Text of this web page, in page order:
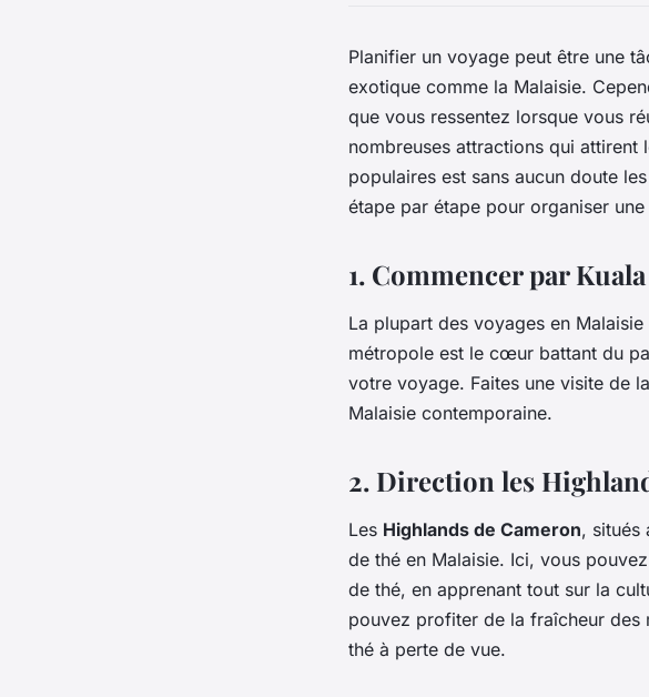
Planifier un voyage peut être une
exotique comme la Malaisie.
que vous ressentez lorsque vous
nombreuses attractions qui attirent
populaires est sans aucun doute
étape par étape pour organiser
1. Commencer par
La plupart des voyages en
métropole est le cœur battant du
votre voyage. Faites une visite de
Malaisie contemporaine.
2. Direction les
Les Highlands de Cameron, situés
de thé en Malaisie. Ici, vous
de thé, en apprenant tout sur la
pouvez profiter de la fraîcheur des
thé à perte de vue.